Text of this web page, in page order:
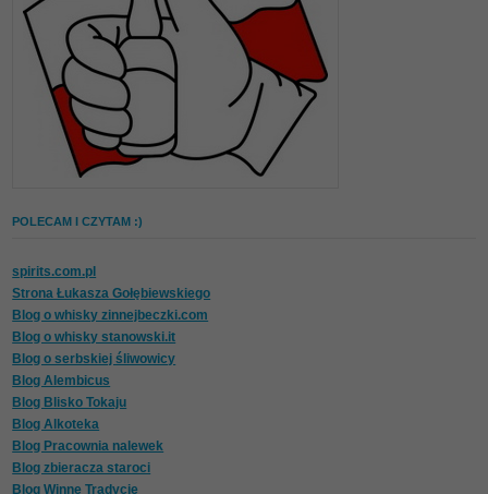
POLECAM I CZYTAM :)
spirits.com.pl
Strona Łukasza Gołębiewskiego
Blog o whisky zinnejbeczki.com
Blog o whisky stanowski.it
Blog o serbskiej śliwowicy
Blog Alembicus
Blog Blisko Tokaju
Blog Alkoteka
Blog Pracownia nalewek
Blog zbieracza staroci
Blog Winne Tradycje